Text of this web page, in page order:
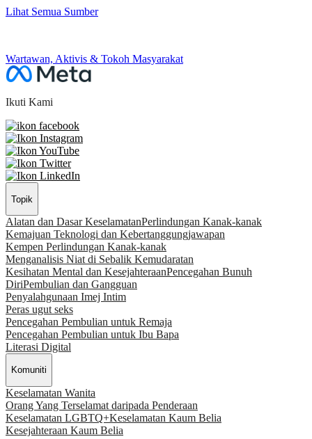
Lihat Semua Sumber
Wartawan, Aktivis & Tokoh Masyarakat
Ikuti Kami
Topik
Alatan dan Dasar KeselamatanPerlindungan Kanak-kanak
Kemajuan Teknologi dan Kebertanggungjawapan
Kempen Perlindungan Kanak-kanak
Menganalisis Niat di Sebalik Kemudaratan
Kesihatan Mental dan KesejahteraanPencegahan Bunuh
DiriPembulian dan Gangguan
Penyalahgunaan Imej Intim
Peras ugut seks
Pencegahan Pembulian untuk Remaja
Pencegahan Pembulian untuk Ibu Bapa
Literasi Digital
Komuniti
Keselamatan Wanita
Orang Yang Terselamat daripada Penderaan
Keselamatan LGBTQ+Keselamatan Kaum Belia
Kesejahteraan Kaum Belia